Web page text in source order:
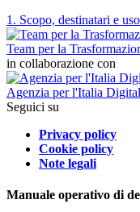
1. Scopo, destinatari e
Team per la
in collaborazione con
Agenzia per l'Italia
Seguici su
Privacy policy
Cookie policy
Note legali
Manuale operativo di